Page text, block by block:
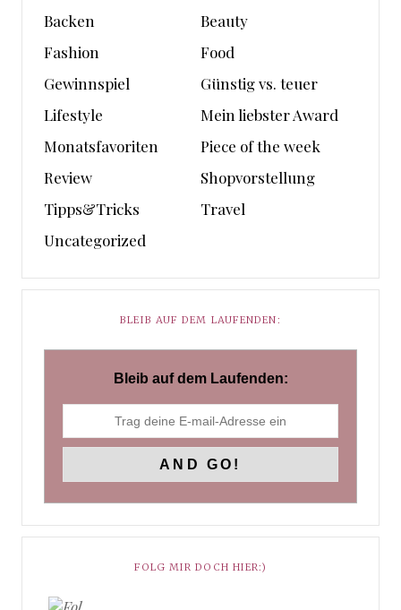
Backen
Beauty
Fashion
Food
Gewinnspiel
Günstig vs. teuer
Lifestyle
Mein liebster Award
Monatsfavoriten
Piece of the week
Review
Shopvorstellung
Tipps&Tricks
Travel
Uncategorized
BLEIB AUF DEM LAUFENDEN:
Bleib auf dem Laufenden:
FOLG MIR DOCH HIER:)